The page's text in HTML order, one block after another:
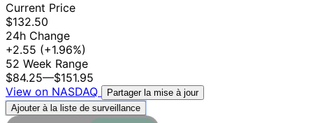
Current Price
$132.50
24h Change
+2.55 (+1.96%)
52 Week Range
$84.25—$151.95
View on NASDAQ
Partager la mise à jour
Ajouter à la liste de surveillance